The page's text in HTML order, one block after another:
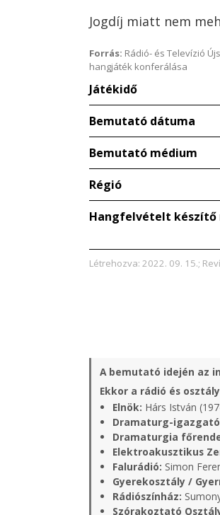
Jogdíj miatt nem
Forrás: Rádió- és Televízió
hangjáték konferálása
Játékidő
Bemutató dátuma
Bemutató médium
Régió
Hangfelvételt készítő
Létrehozva: 2022. 09. 15.;
A bemutató idején az
Ekkor a rádió és
Elnök: Hárs István
Dramaturg-
Dramaturgia
Elektroakusztikus
Falurádió: Simon
Gyerekosztály /
Rádiószínház:
Szórakoztató